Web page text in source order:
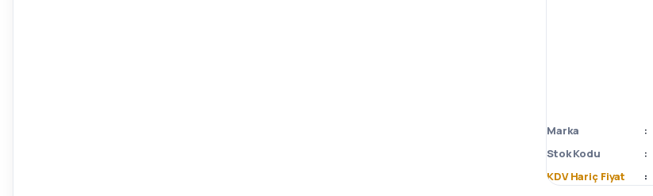
Marka
Stok Kodu
KDV Hariç Fiyat